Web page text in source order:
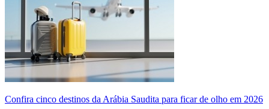
Confira cinco destinos da Arábia Saudita para ficar de olho em 2026